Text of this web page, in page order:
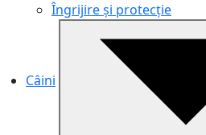
Îngrijire și protecție
Câini